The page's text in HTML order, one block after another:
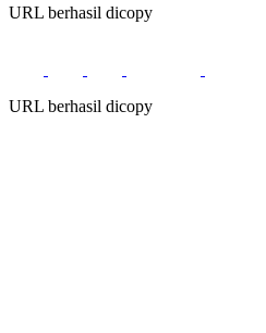
URL berhasil dicopy
URL berhasil dicopy